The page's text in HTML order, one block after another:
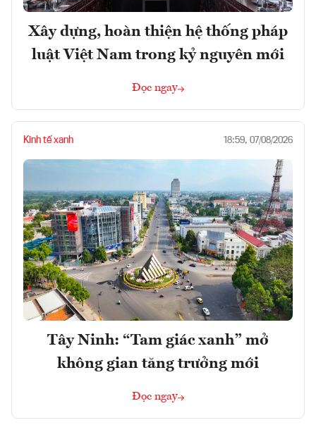
Xây dựng, hoàn thiện hệ thống pháp
luật Việt Nam trong kỷ nguyên mới
Đọc ngay
Kinh tế xanh 18:59, 07/08/2026
Tây Ninh: “Tam giác xanh” mở
không gian tăng trưởng mới
Đọc ngay